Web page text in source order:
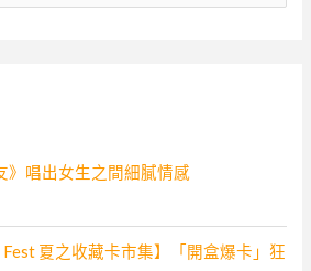
》唱出女生之間細膩情感
Fest 夏之收藏卡市集】「開盒爆卡」狂